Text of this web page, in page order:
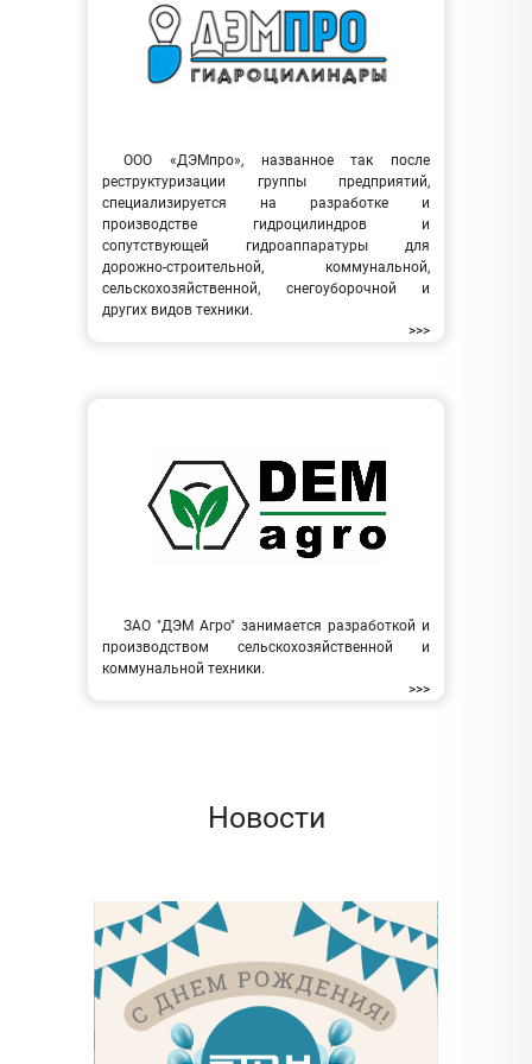
ООО «ДЭМпро», названное так после
реструктуризации группы предприятий,
специализируется на разработке и
производстве гидроцилиндров и
сопутствующей гидроаппаратуры для
дорожно-строительной, коммунальной,
сельскохозяйственной, снегоуборочной и
других видов техники.
>>>
ЗАО "ДЭМ Агро" занимается разработкой и
производством сельскохозяйственной и
коммунальной техники.
>>>
Новости